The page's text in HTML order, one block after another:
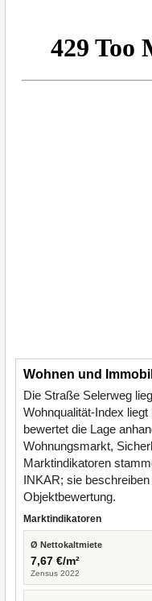
Wohnen und
Die Straße Selerweg
Wohnqualität-Index
bewertet die Lage
Wohnungsmarkt,
Marktindikatoren
INKAR; sie
Objektbewertung.
Marktindikatoren
Ø Nettokaltmiete
7,67 €/m²
Zensus 2022